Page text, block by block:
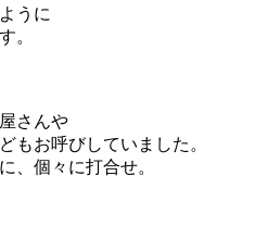
うに
。
さんや
もお呼びしていました。
、個々に打合せ。